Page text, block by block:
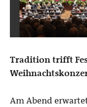
Tradition trifft
Am Abend